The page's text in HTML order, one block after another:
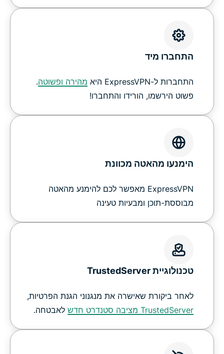
התחברו מיד
התחברות ל-ExpressVPN היא מהירה ופשוטה.
פשוט הירשמו, הורידו והתחברו!
הימנעו מהאטה מכוונת
ExpressVPN מאפשר לכם להימנע מהאטה
מבוססת-תוכן ומבעיות טעינה
טכנולוגיית TrustedServer
לאחר ביקורת שאישרה את מנגנוני הגנת הפרטיות,
TrustedServer מציבה סטנדרט חדש
לאבטחה.